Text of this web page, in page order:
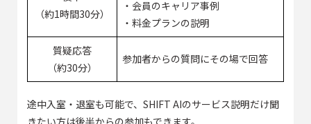
（約1時間30分）
・会員のキャリア事例
・料金プランの説明
質疑応答
（約30分）
参加者からの質問にその場で回答
途中入室・退室も可能で、SHIFT AIのサービス説明だけ聞